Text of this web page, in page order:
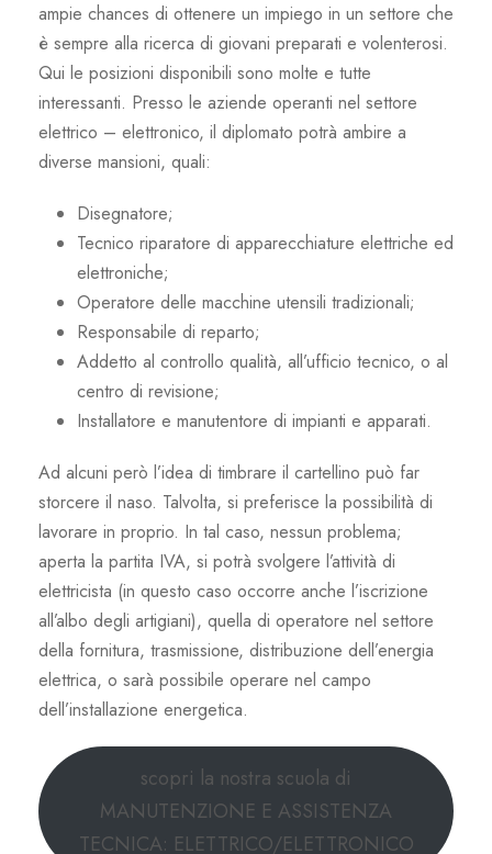
ampie chances di ottenere un impiego in un settore che
è sempre alla ricerca di giovani preparati e volenterosi.
Qui le posizioni disponibili sono molte e tutte
interessanti. Presso le aziende operanti nel settore
elettrico – elettronico, il diplomato potrà ambire a
diverse mansioni, quali:
Disegnatore;
Tecnico riparatore di apparecchiature elettriche ed
elettroniche;
Operatore delle macchine utensili tradizionali;
Responsabile di reparto;
Addetto al controllo qualità, all’ufficio tecnico, o al
centro di revisione;
Installatore e manutentore di impianti e apparati.
Ad alcuni però l’idea di timbrare il cartellino può far
storcere il naso. Talvolta, si preferisce la possibilità di
lavorare in proprio. In tal caso, nessun problema;
aperta la partita IVA, si potrà svolgere l’attività di
elettricista (in questo caso occorre anche l’iscrizione
all’albo degli artigiani), quella di operatore nel settore
della fornitura, trasmissione, distribuzione dell’energia
elettrica, o sarà possibile operare nel campo
dell’installazione energetica.
scopri la nostra scuola di
MANUTENZIONE E ASSISTENZA
TECNICA: ELETTRICO/ELETTRONICO